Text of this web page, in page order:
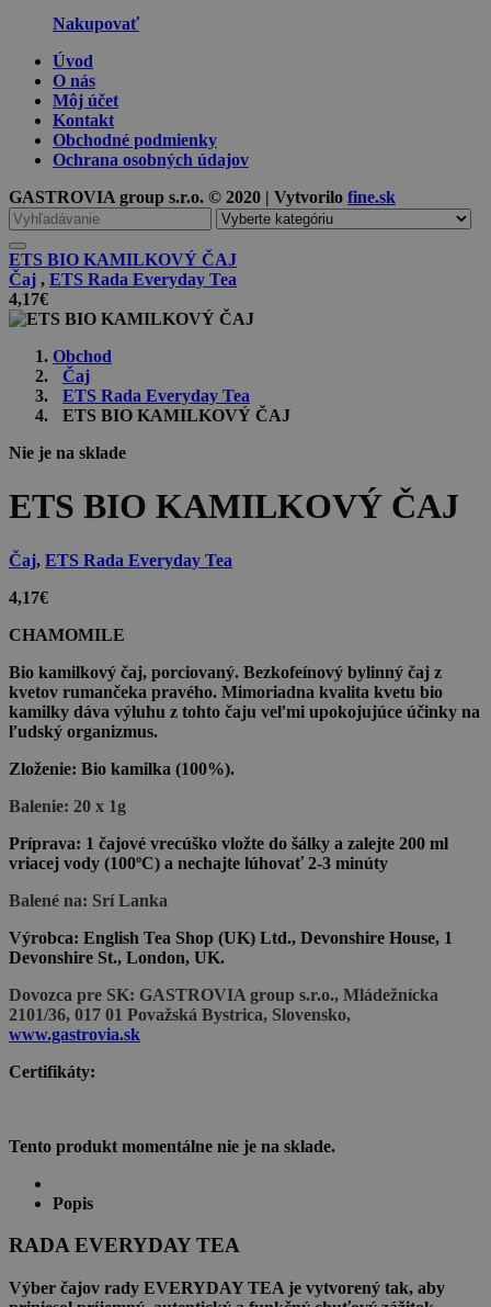
Nakupovať
Úvod
O nás
Môj účet
Kontakt
Obchodné podmienky
Ochrana osobných údajov
GASTROVIA group s.r.o. © 2020 | Vytvorilo fine.sk
Vyhľadávanie
pre
ETS BIO KAMILKOVÝ ČAJ
Čaj , ETS Rada Everyday Tea
4,17€
Obchod
Čaj
ETS Rada Everyday Tea
ETS BIO KAMILKOVÝ ČAJ
Nie je na sklade
ETS BIO KAMILKOVÝ ČAJ
Čaj, ETS Rada Everyday Tea
4,17€
CHAMOMILE
Bio kamilkový čaj, porciovaný. Bezkofeínový bylinný čaj z
kvetov rumančeka pravého. Mimoriadna kvalita kvetu bio
kamilky dáva výluhu z tohto čaju veľmi upokojujúce účinky na
ľudský organizmus.
Zloženie: Bio kamilka (100%).
Balenie: 20 x 1g
Príprava: 1 čajové vrecúško vložte do šálky a zalejte 200 ml
vriacej vody (100ºC) a nechajte lúhovať 2-3 minúty
Balené na: Srí Lanka
Výrobca: English Tea Shop (UK) Ltd., Devonshire House, 1
Devonshire St., London, UK.
Dovozca pre SK: GASTROVIA group s.r.o., Mládežnícka
2101/36, 017 01 Považská Bystrica, Slovensko,
www.gastrovia.sk
Certifikáty:
Tento produkt momentálne nie je na sklade.
Popis
RADA EVERYDAY TEA
Výber čajov rady EVERYDAY TEA je vytvorený tak, aby